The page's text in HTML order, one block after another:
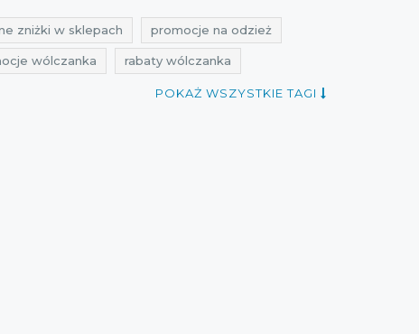
zniżki w sklepach promocje na odzież
wólczanka rabaty wólczanka
okazje wólczanka
POKAŻ WSZYSTKIE TAGI